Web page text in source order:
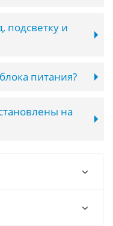
подсветку и
питания?
на